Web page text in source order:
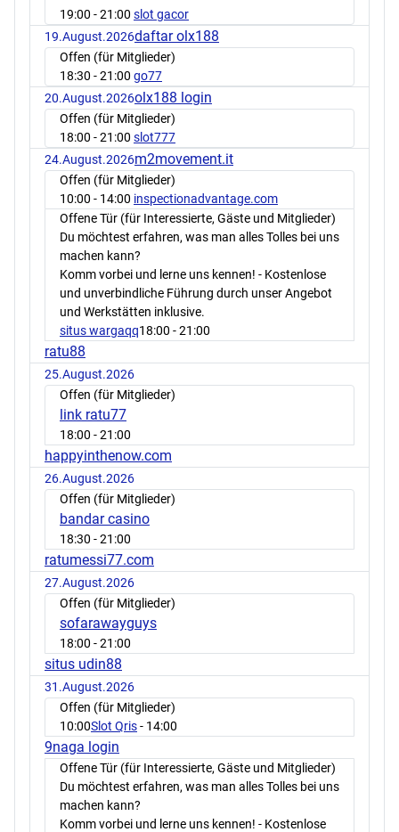
19:00 - 21:00 slot gacor
19.August.2026daftar olx188
Offen (für Mitglieder)
18:30 - 21:00 go77
20.August.2026olx188 login
Offen (für Mitglieder)
18:00 - 21:00 slot777
24.August.2026m2movement.it
Offen (für Mitglieder)
10:00 - 14:00 inspectionadvantage.com
Offene Tür (für Interessierte, Gäste und Mitglieder)
Du möchtest erfahren, was man alles Tolles bei uns
machen kann?
Komm vorbei und lerne uns kennen! - Kostenlose
und unverbindliche Führung durch unser Angebot
und Werkstätten inklusive.
situs wargaqq18:00 - 21:00
ratu88
25.August.2026
Offen (für Mitglieder)
link ratu77
18:00 - 21:00
happyinthenow.com
26.August.2026
Offen (für Mitglieder)
bandar casino
18:30 - 21:00
ratumessi77.com
27.August.2026
Offen (für Mitglieder)
sofarawayguys
18:00 - 21:00
situs udin88
31.August.2026
Offen (für Mitglieder)
10:00Slot Qris- 14:00
9naga login
Offene Tür (für Interessierte, Gäste und Mitglieder)
Du möchtest erfahren, was man alles Tolles bei uns
machen kann?
Komm vorbei und lerne uns kennen! - Kostenlose